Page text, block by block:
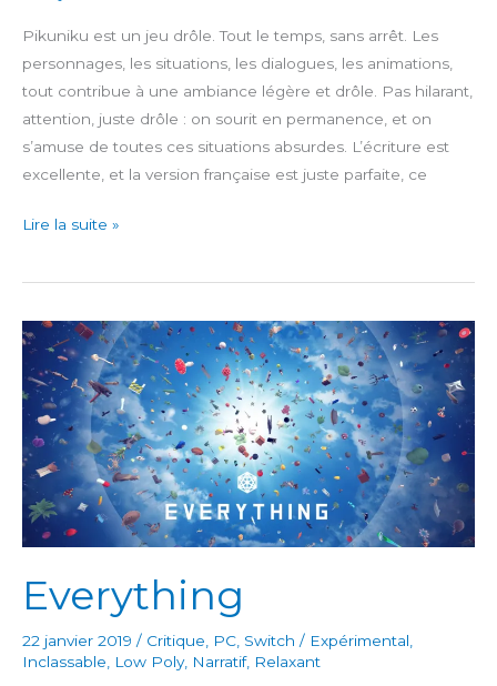
Pikuniku est un jeu drôle. Tout le temps, sans arrêt. Les
personnages, les situations, les dialogues, les animations,
tout contribue à une ambiance légère et drôle. Pas hilarant,
attention, juste drôle : on sourit en permanence, et on
s’amuse de toutes ces situations absurdes. L’écriture est
excellente, et la version française est juste parfaite, ce
Pikuniku
Lire la suite »
Everything
22 janvier 2019 / Critique PC Switch / Expérimental
Inclassable
Low Poly, Narratif, Relaxant